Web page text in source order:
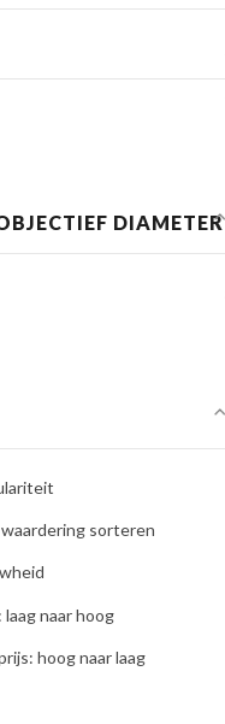
DIAMETER
sorteren
naar hoog
hoog naar laag